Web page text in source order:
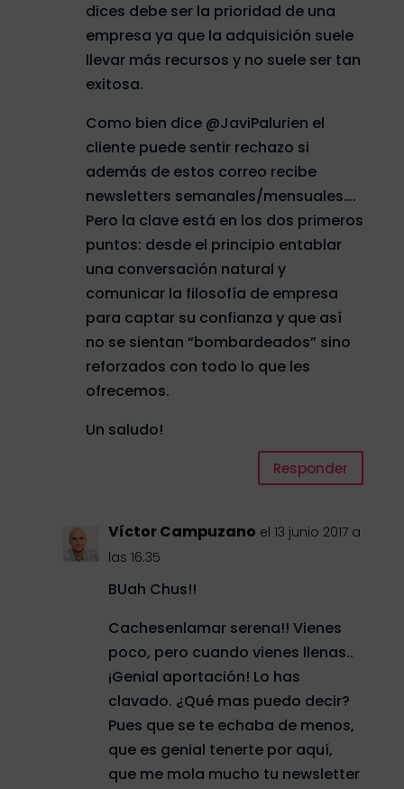
dices debe ser la prioridad de una
empresa ya que la adquisición suele
llevar más recursos y no suele ser tan
exitosa.
Como bien dice @JaviPalurien el
cliente puede sentir rechazo si
además de estos correo recibe
newsletters semanales/mensuales….
Pero la clave está en los dos primeros
puntos: desde el principio entablar
una conversación natural y
comunicar la filosofía de empresa
para captar su confianza y que así
no se sientan “bombardeados” sino
reforzados con todo lo que les
ofrecemos.
Un saludo!
Responder
Víctor Campuzano el 13 junio 2017 a
las 16:35
BUah Chus!!
Cachesenlamar serena!! Vienes
poco, pero cuando vienes llenas..
¡Genial aportación! Lo has
clavado. ¿Qué mas puedo decir?
Pues que se te echaba de menos,
que es genial tenerte por aquí,
que me mola mucho tu newsletter